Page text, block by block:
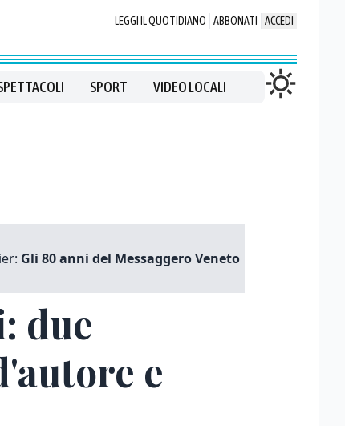
LEGGI IL QUOTIDIANO ABBONATI ACCEDI
SPORT VIDEO LOCALI
Gli 80 anni del Messaggero Veneto
due
e